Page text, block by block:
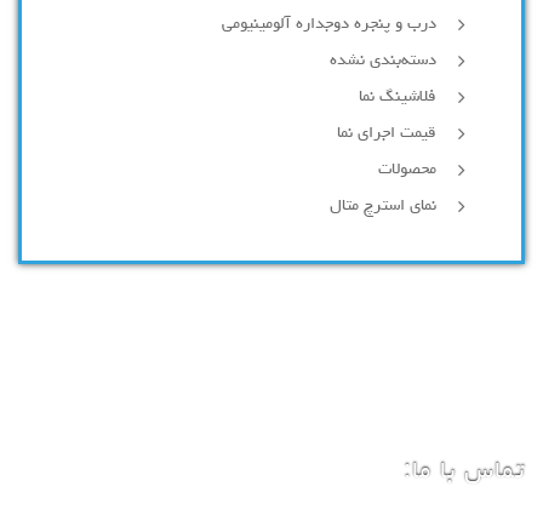
درب و پنجره دوجداره آلومینیومی
دسته‌بندی نشده
فلاشینگ نما
قیمت اجرای نما
محصولات
نمای استرچ متال
تماس با ما: